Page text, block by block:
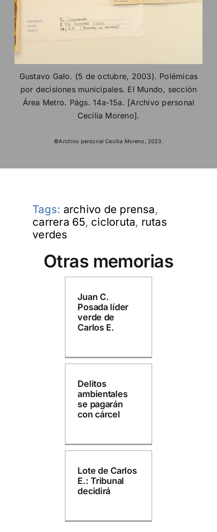
Gustavo Galo. (5 de octubre, 2003). Polémicas
por decisiones municipales. El Mundo, sección
Área Metro. Págs. 14a-15a. [Archivo personal
Cecilia Moreno].
©Archivo personal Cecilia Moreno, 2023.
Tags: archivo de prensa,
carrera 65, cicloruta, rutas
verdes
Otras memorias
Juan C.
Posada líder
verde de
Carlos E.
Delitos
ambientales
se pagarán
con cárcel
Lote de Carlos
E.: Tribunal
decidirá